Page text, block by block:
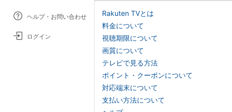
ヘルプ・お問い合わせ
ログイン
Rakuten TVとは
料金について
視聴期限について
画質について
テレビで見る方法
ポイント・クーポンについて
対応端末について
支払い方法について